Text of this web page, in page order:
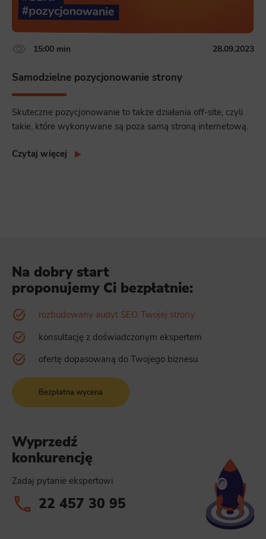
15:00 min 28.09.2023
Samodzielne pozycjonowanie strony
Skuteczne pozycjonowanie to także działania off-site, czyli
takie, które wykonywane są poza samą stroną internetową.
Czytaj więcej
Na dobry start
proponujemy Ci bezpłatnie:
rozbudowany audyt SEO Twojej strony
konsultację z doświadczonym ekspertem
ofertę dopasowaną do Twojego biznesu
Bezpłatna wycena
Wyprzedź
konkurencję
Zadaj pytanie ekspertowi
22 457 30 95